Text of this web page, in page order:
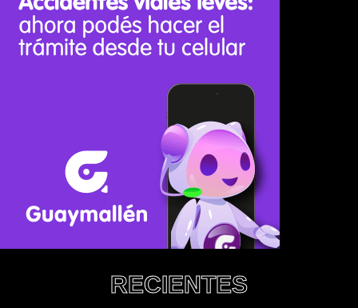
RECIENTES